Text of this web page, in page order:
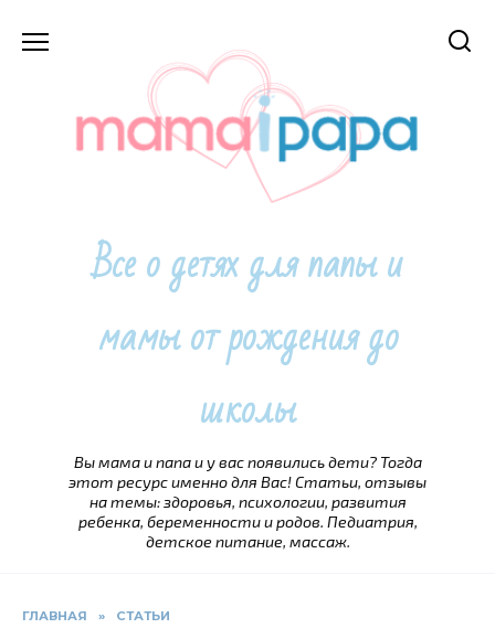
Все о детях для папы и
мамы от рождения до
школы
Вы мама и папа и у вас появились дети? Тогда
этот ресурс именно для Вас! Статьи, отзывы
на темы: здоровья, психологии, развития
ребенка, беременности и родов. Педиатрия,
детское питание, массаж.
ГЛАВНАЯ » СТАТЬИ